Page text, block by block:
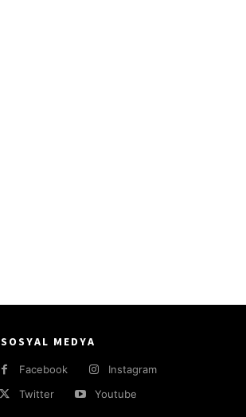
SOSYAL MEDYA
Facebook
Instagram
Twitter
Youtube